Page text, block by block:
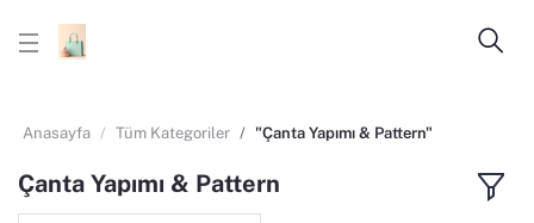
Anasayfa Tüm Kategoriler "Çanta Yapımı & Pattern"
Çanta Yapımı & Pattern